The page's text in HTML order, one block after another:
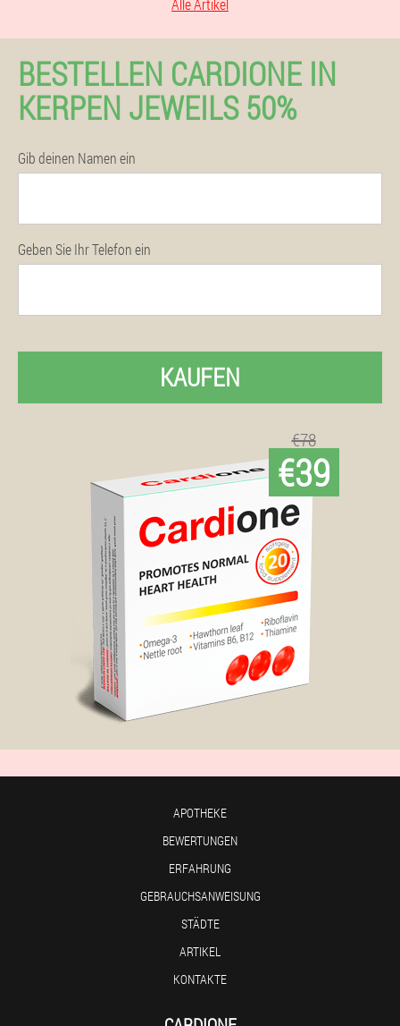
Alle Artikel
BESTELLEN CARDIONE IN
KERPEN JEWEILS 50%
Gib deinen Namen ein
Geben Sie Ihr Telefon ein
KAUFEN
€78
€39
APOTHEKE
BEWERTUNGEN
ERFAHRUNG
GEBRAUCHSANWEISUNG
STÄDTE
ARTIKEL
KONTAKTE